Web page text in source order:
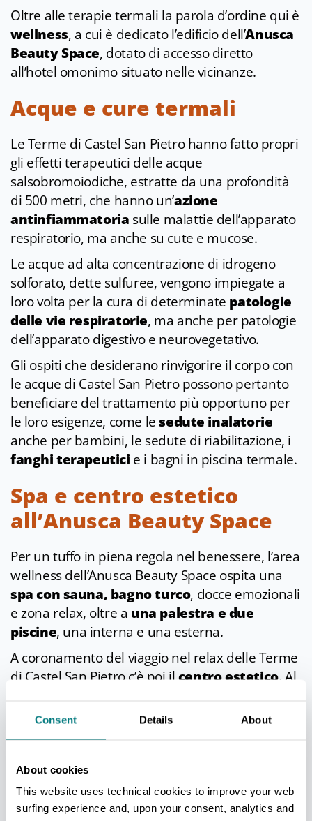
Consent Details About
About cookies
This website uses technical cookies to improve your web
surfing experience and, upon your consent, analytics and
Oltre alle terapie termali la parola d’ordine qui è
wellness, a cui è dedicato l’edificio dell’Anusca
Beauty Space, dotato di accesso diretto
all’hotel omonimo situato nelle vicinanze.
Acque e cure termali
Le Terme di Castel San Pietro hanno fatto propri
gli effetti terapeutici delle acque
salsobromoiodiche, estratte da una profondità
di 500 metri, che hanno un’azione
antinfiammatoria sulle malattie dell’apparato
respiratorio, ma anche su cute e mucose.
Le acque ad alta concentrazione di idrogeno
solforato, dette sulfuree, vengono impiegate a
loro volta per la cura di determinate patologie
delle vie respiratorie, ma anche per patologie
dell’apparato digestivo e neurovegetativo.
Gli ospiti che desiderano rinvigorire il corpo con
le acque di Castel San Pietro possono pertanto
beneficiare del trattamento più opportuno per
le loro esigenze, come lesedute inalatorie
anche per bambini, le sedute di riabilitazione, i
fanghi terapeutici e i bagni in piscina termale.
Spa e centro estetico
all’Anusca Beauty Space
Per un tuffo in piena regola nel benessere, l’area
wellness dell’Anusca Beauty Space ospita una
spa con sauna, bagno turco, docce emozionali
e zona relax, oltre a una palestra e due
piscine, una interna e una esterna.
A coronamento del viaggio nel relax delle Terme
di Castel San Pietro c’è poi ilcentro estetico. Al
purificanti e lenitivi per il viso, percorsi snellenti
ancora.
Info